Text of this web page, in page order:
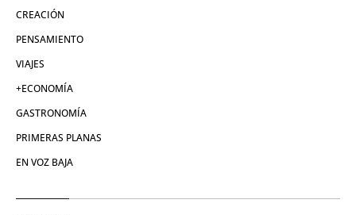
CREACIÓN
PENSAMIENTO
VIAJES
+ECONOMÍA
GASTRONOMÍA
PRIMERAS PLANAS
EN VOZ BAJA